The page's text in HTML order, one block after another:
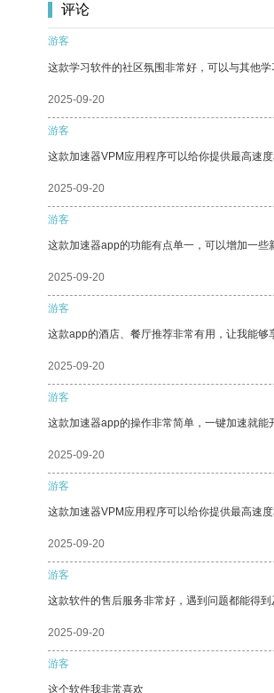
评论
游客
这款学习软件的社区氛围非常好，可以与其他学
2025-09-20
游客
这款加速器VPM应用程序可以给你提供最高速
2025-09-20
游客
这款加速器app的功能有点单一，可以增加一些
2025-09-20
游客
这款app的酒店、餐厅推荐非常有用，让我能够
2025-09-20
游客
这款加速器app的操作非常简单，一键加速就能
2025-09-20
游客
这款加速器VPM应用程序可以给你提供最高速
2025-09-20
游客
这款软件的售后服务非常好，遇到问题都能得到
2025-09-20
游客
这个软件我非常喜欢